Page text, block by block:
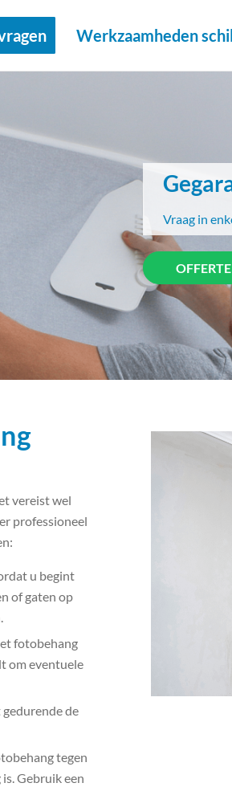
Werkzaamheden
Vraag in
vereist wel
professioneel
u begint
of gaten op
fotobehang
om eventuele
de
tegen
Gebruik een